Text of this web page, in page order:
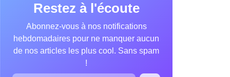
Restez à l'écoute
Abonnez-vous à nos notifications
hebdomadaires pour ne manquer aucun
de nos articles les plus cool. Sans spam
!